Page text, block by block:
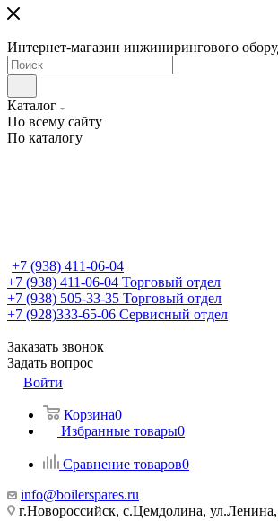
Интернет-магазин инжинирингового
Каталог
По всему сайту
По каталогу
+7 (938) 411-06-04
+7 (938) 411-06-04 Торговый отдел
+7 (938) 505-33-35 Торговый отдел
+7 (928)333-65-06 Сервисный отдел
Заказать звонок
Задать вопрос
Войти
Корзина0
Избранные товары0
Сравнение товаров0
info@boilerspares.ru
г.Новороссийск, с.Цемдолина,